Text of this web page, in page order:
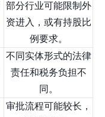
部分行业可能限制外
资进入，或有持股比
例要求。
不同实体形式的法律
责任和税务负担不
同。
审批流程可能较长，